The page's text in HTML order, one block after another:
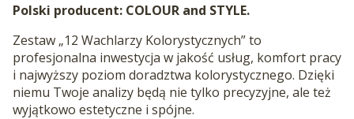
Polski producent: COLOUR and STYLE.
Zestaw „12 Wachlarzy Kolorystycznych” to
profesjonalna inwestycja w jakość usług, komfort pracy
i najwyższy poziom doradztwa kolorystycznego. Dzięki
niemu Twoje analizy będą nie tylko precyzyjne, ale też
wyjątkowo estetyczne i spójne.